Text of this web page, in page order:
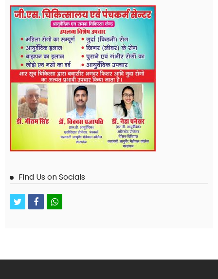
Find Us on Socials
twitterfacebookwhatsapp